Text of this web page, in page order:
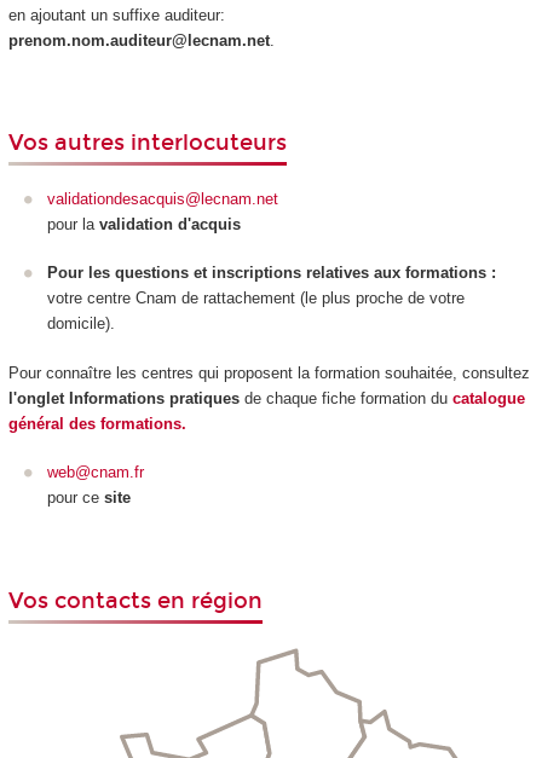
en ajoutant un suffixe auditeur:
prenom.nom.auditeur@lecnam.net.
Vos autres interlocuteurs
validationdesacquis@lecnam.net
pour la validation d'acquis
Pour les questions et inscriptions relatives aux formations :
votre centre Cnam de rattachement (le plus proche de votre
domicile).
Pour connaître les centres qui proposent la formation souhaitée, consultez
l'onglet Informations pratiquesde chaque fiche formation du catalogue
général des formations.
web@cnam.fr
pour ce site
Vos contacts en région